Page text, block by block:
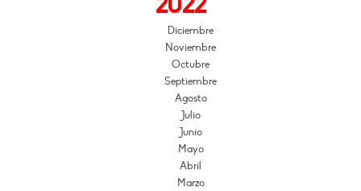
Diciembre
Noviembre
Octubre
Septiembre
Agosto
Julio
Junio
Mayo
Abril
Marzo